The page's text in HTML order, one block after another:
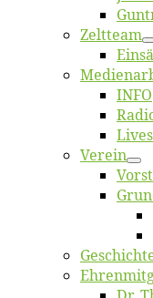
Zelt­team
INFO
Ver­ein